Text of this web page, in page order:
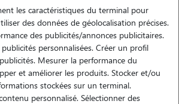
les caractéristiques du terminal pour
des données de géolocalisation précises.
des publicités/annonces publicitaires.
personnalisées. Créer un profil
Mesurer la performance du
et améliorer les produits. Stocker et/ou
stockées sur un terminal.
personnalisé. Sélectionner des